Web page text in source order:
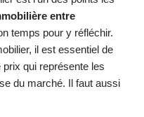
entre
temps pour y réfléchir.
il est essentiel de
qui représente les
du marché. Il faut aussi